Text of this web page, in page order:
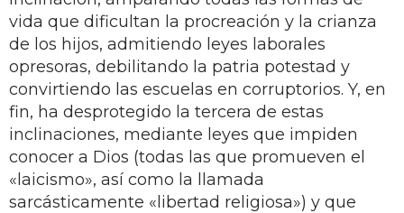
vida que dificultan la procreación y la crianza
de los hijos, admitiendo leyes laborales
opresoras, debilitando la patria potestad y
convirtiendo las escuelas en corruptorios. Y, en
fin, ha desprotegido la tercera de estas
inclinaciones, mediante leyes que impiden
conocer a Dios (todas las que promueven el
«laicismo», así como la llamada
sarcásticamente «libertad religiosa») y que